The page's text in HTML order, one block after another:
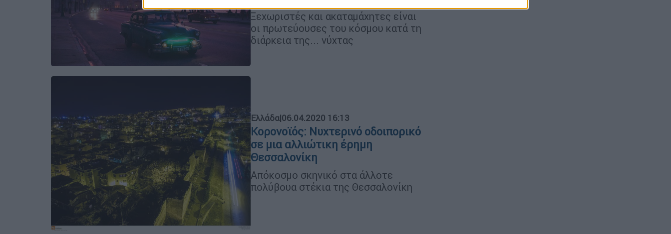
Ξεχωριστές και ακαταμάχητες είναι
οι πρωτεύουσες του κόσμου κατά τη
διάρκεια της... νύχτας
Ελλάδα|06.04.2020 16:13
Κορονοϊός: Νυχτερινό οδοιπορικό
σε μια αλλιώτικη έρημη
Θεσσαλονίκη
Απόκοσμο σκηνικό στα άλλοτε
πολύβουα στέκια της Θεσσαλονίκη